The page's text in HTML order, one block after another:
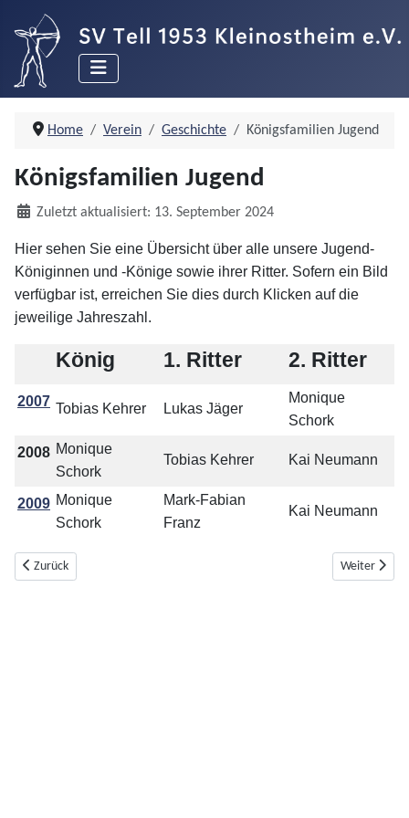
Home Verein Geschichte Königsfamilien Jugend
Königsfamilien Jugend
DetailsZuletzt aktualisiert: 13. September 2024
Hier sehen Sie eine Übersicht über alle unsere Jugend-
Königinnen und -Könige sowie ihrer Ritter. Sofern ein Bild
verfügbar ist, erreichen Sie dies durch Klicken auf die
jeweilige Jahreszahl.
König 1. Ritter 2. Ritter
2007 Tobias Kehrer Lukas Jäger
Monique
Schork
2008 Monique
Schork
Tobias Kehrer Kai Neumann
2009 Monique
Schork
Mark-Fabian
Franz
Kai Neumann
Vorheriger Beitrag: Bogenprinzenfamilien Erwachsene
Zurück Nächster
Weiter